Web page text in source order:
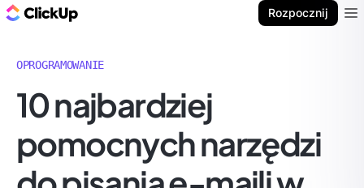
Rozpocznij
OPROGRAMOWANIE
10 najbardziej
pomocnych narzędzi